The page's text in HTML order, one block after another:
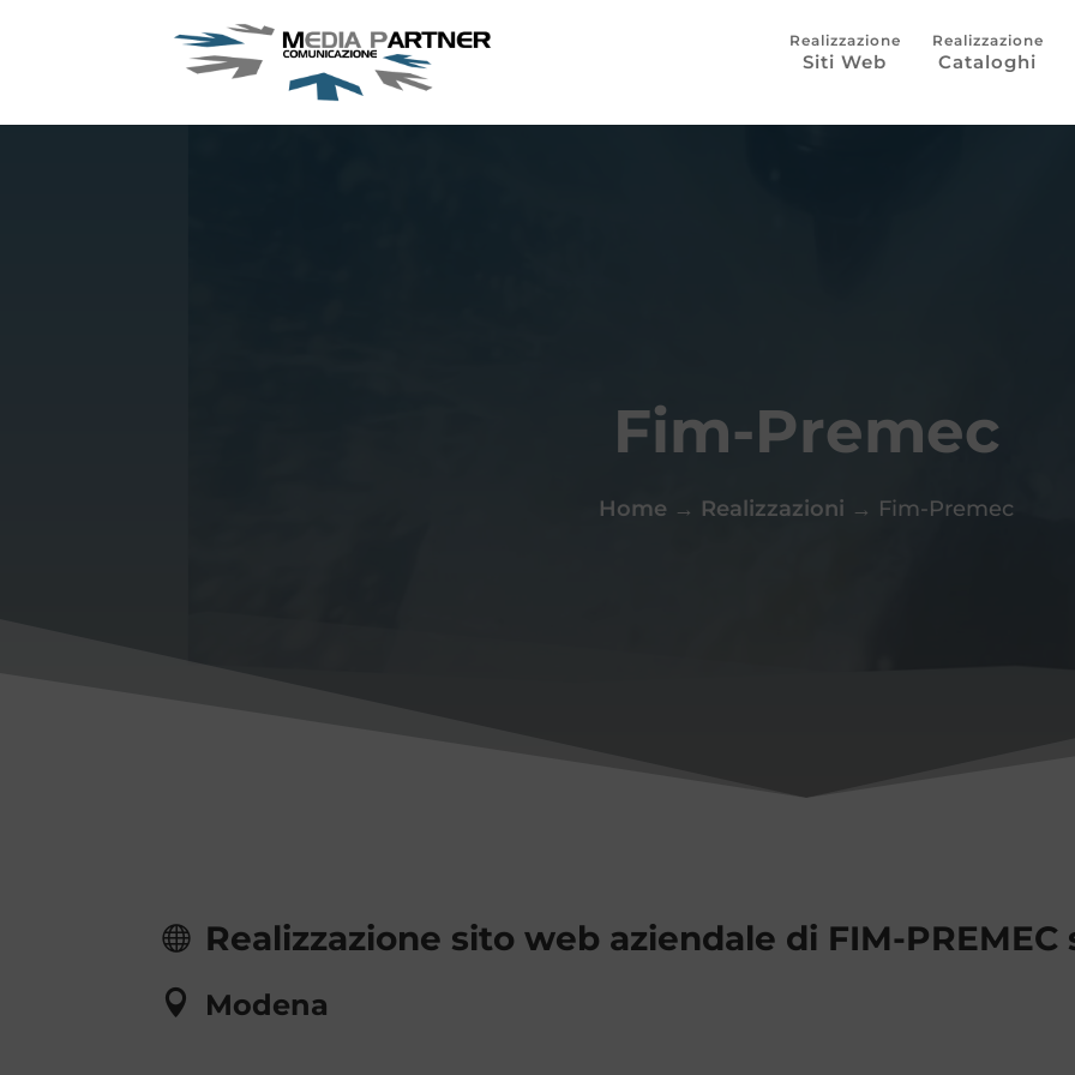
Siti Web Cataloghi
Fim-Premec
Home → Realizzazioni → Fim-Premec
Realizzazione sito web aziendale di FIM-PREMEC
Modena